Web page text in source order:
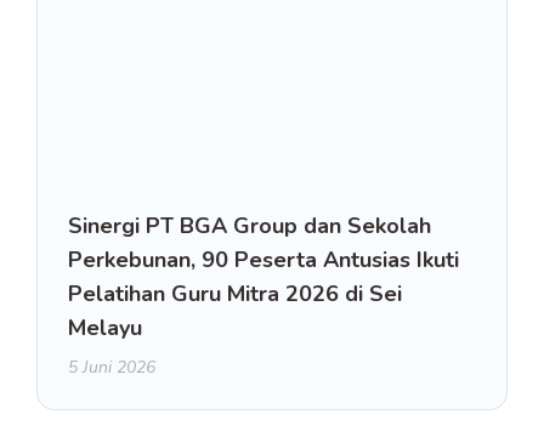
Sinergi PT BGA Group dan Sekolah
Perkebunan, 90 Peserta Antusias Ikuti
Pelatihan Guru Mitra 2026 di Sei
Melayu
5 Juni 2026